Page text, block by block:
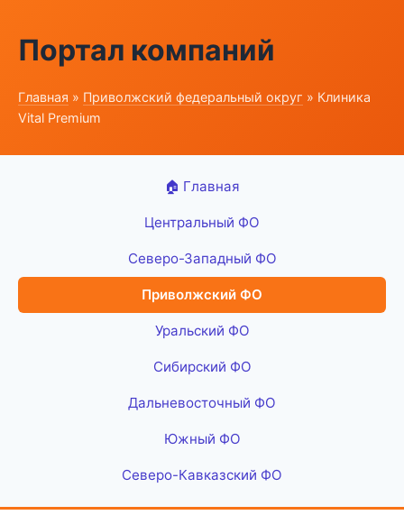
Портал компаний
Главная » Приволжский федеральный округ » Клиника
Vital Premium
🏠 Главная
Центральный ФО
Северо-Западный ФО
Приволжский ФО
Уральский ФО
Сибирский ФО
Дальневосточный ФО
Южный ФО
Северо-Кавказский ФО